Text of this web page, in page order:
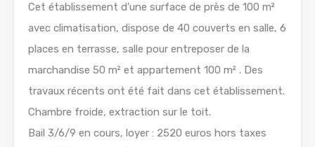
Cet établissement d’une surface de près de 100 m²
avec climatisation, dispose de 40 couverts en salle, 6
places en terrasse, salle pour entreposer de la
marchandise 50 m² et appartement 100 m² . Des
travaux récents ont été fait dans cet établissement.
Chambre froide, extraction sur le toit.
Bail 3/6/9 en cours, loyer : 2520 euros hors taxes